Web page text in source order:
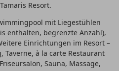
Resort.
mit Liegestühlen
enthalten, begrenzte Anzahl),
Einrichtungen im Resort –
Taverne, à la carte Restaurant
Sauna, Massage,